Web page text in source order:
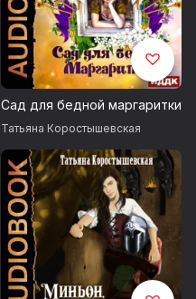
Сад для бедной маргаритки
Татьяна Коростышевская